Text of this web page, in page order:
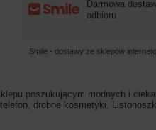
Darmowa
odbioru
Smile - dostawy ze sklepów
poszukującym modnych i
drobne kosmetyki.